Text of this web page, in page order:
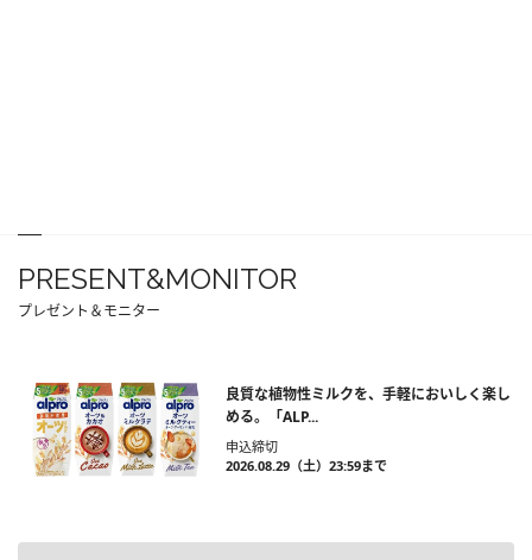
PRESENT&MONITOR
プレゼント＆モニター
良質な植物性ミルクを、手軽においしく楽し
める。「ALP...
申込締切
2026.08.29（土）23:59まで